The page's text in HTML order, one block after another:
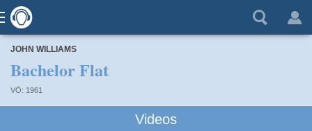
JOHN WILLIAMS
Bachelor Flat
VÖ: 1961
Videos